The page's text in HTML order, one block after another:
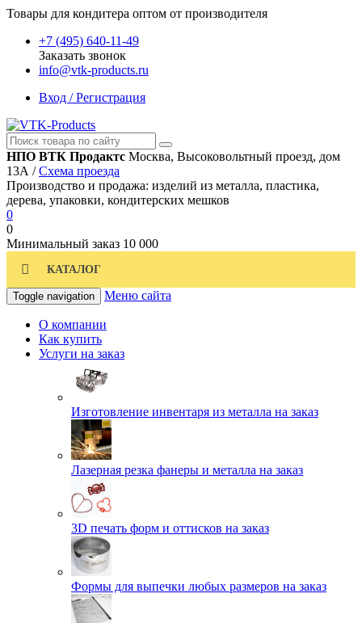
Товары для кондитера оптом от производителя
+7 (495) 640-11-49
Заказать звонок
info@vtk-products.ru
Вход / Регистрация
НПО ВТК Продактс Москва, Высоковольтный проезд, дом
13А /Схема проезда
Производство и продажа: изделий из металла, пластика,
дерева, упаковки, кондитерских мешков
0
0
Минимальный заказ 10 000
КАТАЛОГ
Toggle navigation Меню сайта
О компании
Как купить
Услуги на заказ
Изготовление инвентаря из металла на заказ
Лазерная резка фанеры и металла на заказ
3D печать форм и оттисков на заказ
Формы для выпечки любых размеров на заказ